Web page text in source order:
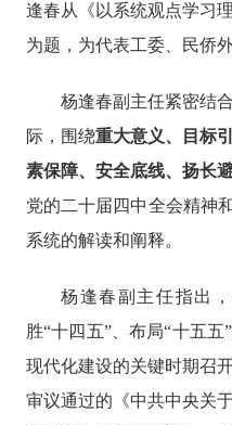
逢春从《以系统观点学习
为题，为代表工委、民侨
杨逢春副主任紧密结
际，围绕重大意义、目标
素保障、安全底线、扬长
党的二十届四中全会精神
系统的解读和阐释。
杨逢春副主任指出
胜“十四五”、布局“十五
现代化建设的关键时期召
审议通过的《中共中央关